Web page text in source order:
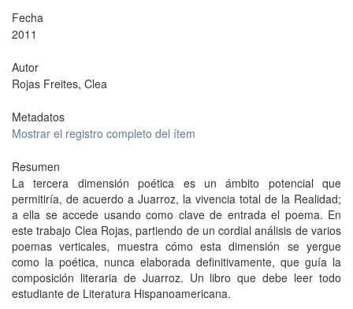
Fecha
2011
Autor
Rojas Freites, Clea
Metadatos
Mostrar el registro completo del ítem
Resumen
La tercera dimensión poética es un ámbito potencial que
permitiría, de acuerdo a Juarroz, la vivencia total de la Realidad;
a ella se accede usando como clave de entrada el poema. En
este trabajo Clea Rojas, partiendo de un cordial análisis de varios
poemas verticales, muestra cómo esta dimensión se yergue
como la poética, nunca elaborada definitivamente, que guía la
composición literaria de Juarroz. Un libro que debe leer todo
estudiante de Literatura Hispanoamericana.